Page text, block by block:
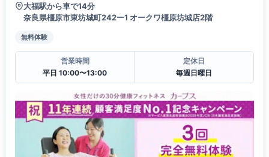
大福駅から車で14分
奈良県橿原市東坊城町242ー1 オークワ橿原坊城店2階
無料体験
営業時間
平日 10:00〜13:00
定休日
毎週日曜日